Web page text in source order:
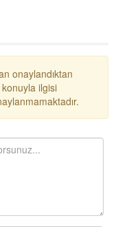
onaylandıktan
konuyla ilgisi